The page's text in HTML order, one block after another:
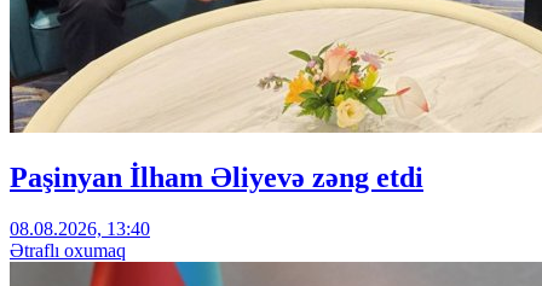
Paşinyan İlham Əliyevə zəng etdi
08.08.2026, 13:40
Ətraflı oxumaq